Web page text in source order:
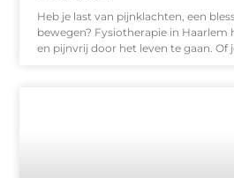
Heb je last van pijnklachten, een
bewegen? Fysiotherapie in Haarlem
en pijnvrij door het leven te gaan. Of